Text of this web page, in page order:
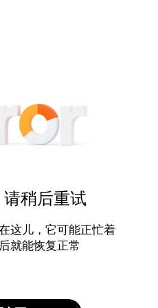
稍后重试
这儿，它可能正忙着
就能恢复正常